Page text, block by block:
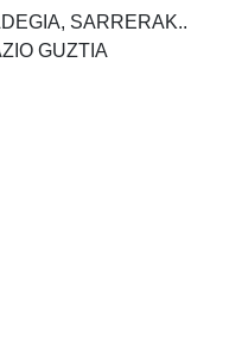
SARRERAK..
GUZTIA